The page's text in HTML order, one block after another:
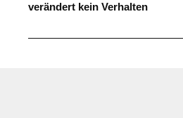
verändert kein Verhalten